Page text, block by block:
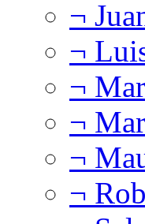
¬
¬
¬
¬
¬
¬